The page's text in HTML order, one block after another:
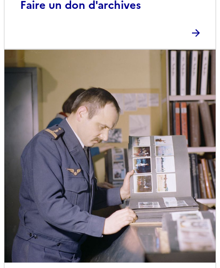
Faire un don d'archives